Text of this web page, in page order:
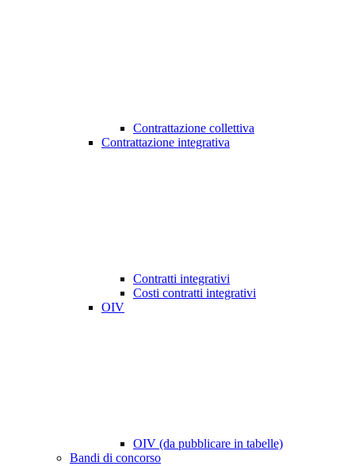
Contrattazione collettiva
Contrattazione integrativa
Contratti integrativi
Costi contratti integrativi
OIV
OIV (da pubblicare in tabelle)
Bandi di concorso